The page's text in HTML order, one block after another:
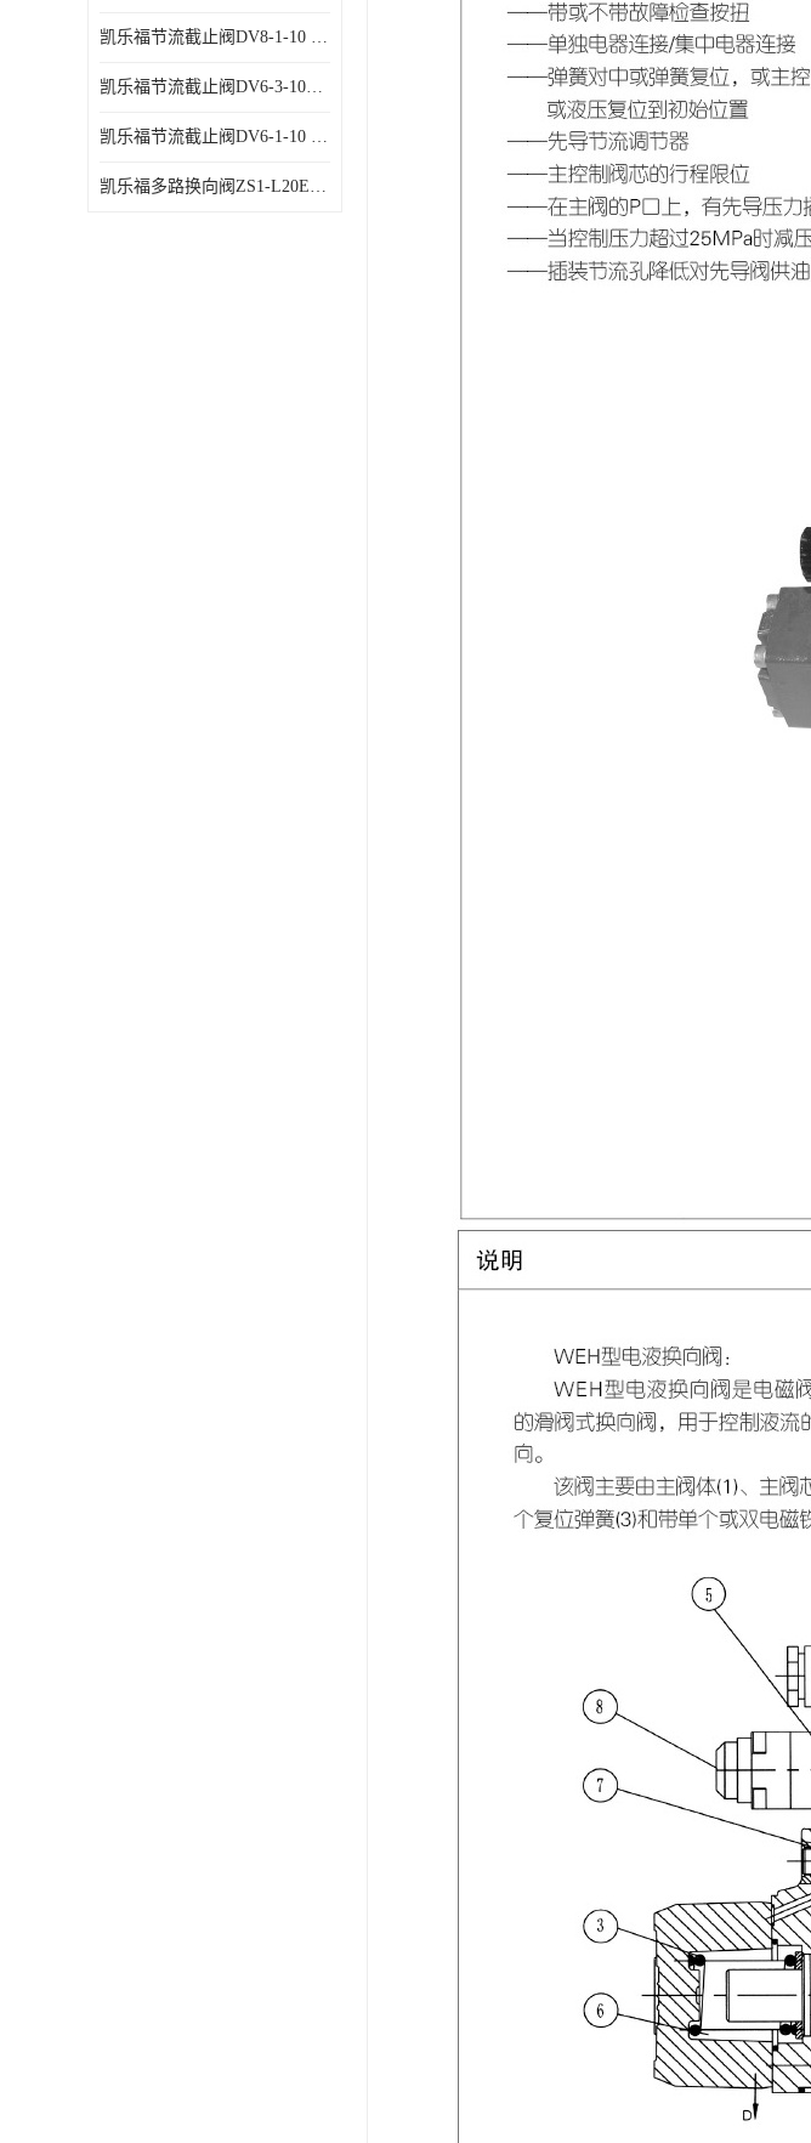
凯乐福节流截止阀DV8-1-10 液压站节流阀
凯乐福节流截止阀DV6-3-10液压站节流阀
凯乐福节流截止阀DV6-1-10 液压站节流阀
凯乐福多路换向阀ZS1-L20E-OT多路阀厂家